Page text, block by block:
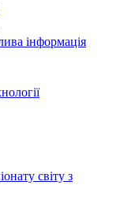
інформація
світу з